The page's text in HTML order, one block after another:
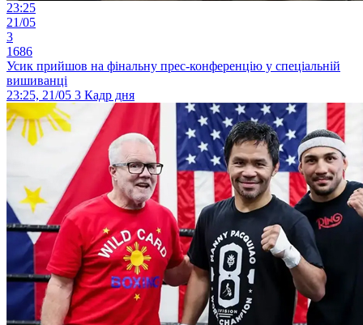
23:25
21/05
3
1686
Усик прийшов на фінальну прес-конференцію у спеціальній
вишиванці
23:25, 21/05 3 Кадр дня